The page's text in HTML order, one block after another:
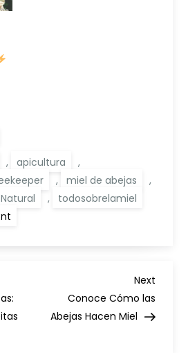
, apicultura
,
, miel de abejas
,
Natural ,
todosobrelamiel
esta
profesión
Next
Post
Next
Conoce Cómo las
Abejas Hacen Miel